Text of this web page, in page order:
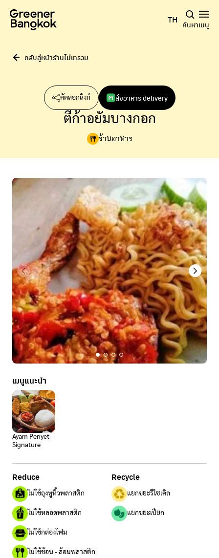
TH ค้นหาเมนู
กลับสู่หน้าร้านไม่เทรวม
ตีก้าอยัมบางกอก
ร้านอาหาร
คัดลอกลิงก์ สั่งอาหาร delivery
เมนูแนะนำ
Ayam Penyet
Signature
Reduce
ไม่ใช้ถุงหูหิ้วพลาสติก
ไม่ใช้หลอดพลาสติก
ไม่ใช้กล่องโฟม
ไม่ใช้ช้อน - ส้อมพลาสติก
Recycle
แยกขยะรีไซเคิล
แยกขยะเปียก